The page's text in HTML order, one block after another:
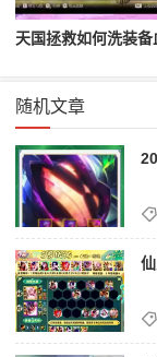
随机文章